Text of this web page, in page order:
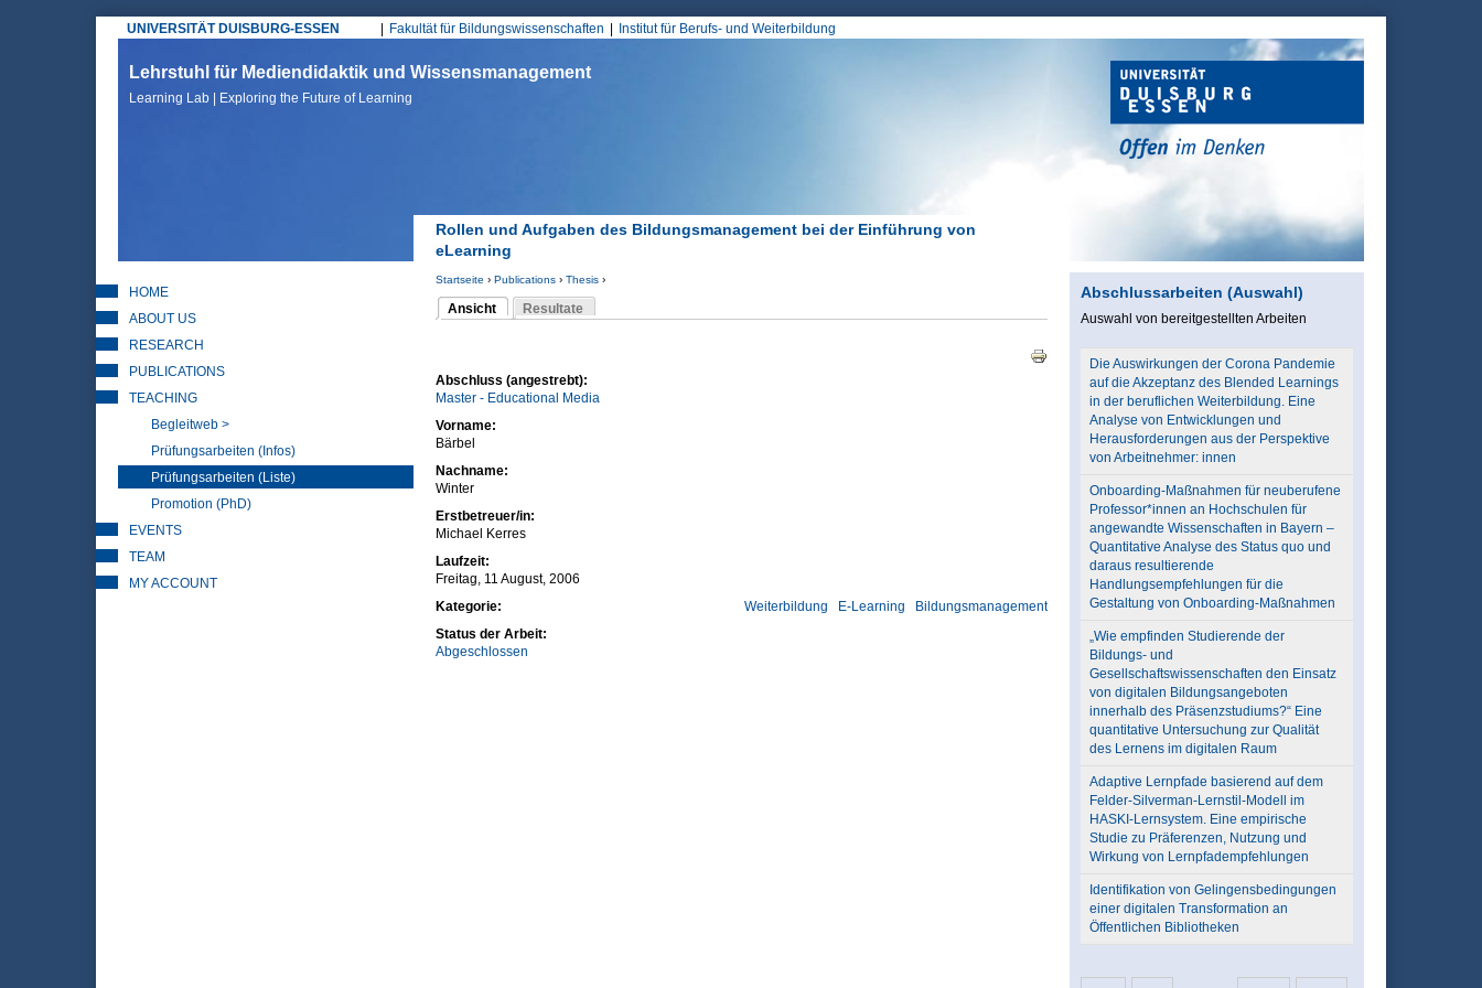
UNIVERSITÄT DUISBURG-ESSEN
Hauptmenü
Fakultät für Bildungswissenschaften Institut für Berufs- und Weiterbildung
Lehrstuhl für Mediendidaktik und Wissensmanagement
Learning Lab | Exploring the Future of Learning
Rollen und Aufgaben des Bildungsmanagement bei der Einführung von
eLearning
Sie sind hier
Startseite › Publications› Thesis›
Ansicht
(aktiver Reiter)
Resultate
Abschluss (angestrebt):
Master - Educational Media
Vorname:
Bärbel
Nachname:
Winter
Erstbetreuer/in:
Michael Kerres
Laufzeit:
Freitag, 11 August, 2006
Kategorie:
Bildungsmanagement
E-Learning
Weiterbildung
Status der Arbeit:
Abgeschlossen
HOME
ABOUT US
RESEARCH
PUBLICATIONS
TEACHING
Begleitweb >
Prüfungsarbeiten (Infos)
Prüfungsarbeiten (Liste)
Promotion (PhD)
EVENTS
TEAM
MY ACCOUNT
Abschlussarbeiten (Auswahl)
Auswahl von bereitgestellten Arbeiten
Die Auswirkungen der Corona Pandemie
auf die Akzeptanz des Blended Learnings
in der beruflichen Weiterbildung. Eine
Analyse von Entwicklungen und
Herausforderungen aus der Perspektive
von Arbeitnehmer: innen
Onboarding-Maßnahmen für neuberufene
Professor*innen an Hochschulen für
angewandte Wissenschaften in Bayern –
Quantitative Analyse des Status quo und
daraus resultierende
Handlungsempfehlungen für die
Gestaltung von Onboarding-Maßnahmen
„Wie empfinden Studierende der
Bildungs- und
Gesellschaftswissenschaften den Einsatz
von digitalen Bildungsangeboten
innerhalb des Präsenzstudiums?“ Eine
quantitative Untersuchung zur Qualität
des Lernens im digitalen Raum
Adaptive Lernpfade basierend auf dem
Felder-Silverman-Lernstil-Modell im
HASKI-Lernsystem. Eine empirische
Studie zu Präferenzen, Nutzung und
Wirkung von Lernpfadempfehlungen
Identifikation von Gelingensbedingungen
einer digitalen Transformation an
Öffentlichen Bibliotheken